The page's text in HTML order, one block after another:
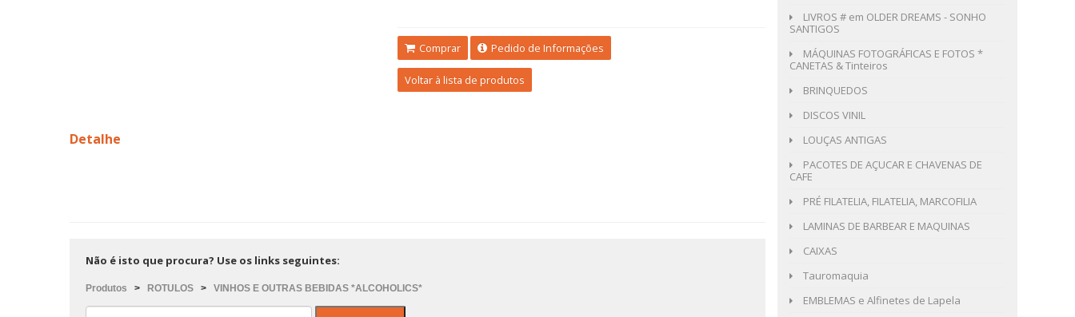
Comprar Pedido de Informações
Voltar à lista de produtos
Detalhe
Não é isto que procura? Use os links seguintes:
Produtos > ROTULOS > VINHOS E OUTRAS BEBIDAS *ALCOHOLICS*
LIVROS # em OLDER DREAMS - SONHO
SANTIGOS
MÁQUINAS FOTOGRÁFICAS E FOTOS *
CANETAS & Tinteiros
BRINQUEDOS
DISCOS VINIL
LOUÇAS ANTIGAS
PACOTES DE AÇUCAR E CHAVENAS DE
CAFE
PRÉ FILATELIA, FILATELIA, MARCOFILIA
LAMINAS DE BARBEAR E MAQUINAS
CAIXAS
Tauromaquia
EMBLEMAS e Alfinetes de Lapela